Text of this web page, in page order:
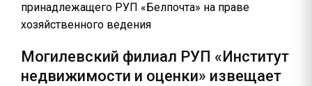
принадлежащего РУП «Белпочта» на праве
хозяйственного ведения
Могилевский филиал РУП «Институт
недвижимости и оценки» извещает